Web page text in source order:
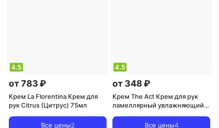
4.5
от 783 ₽
Крем La Florentina Крем для
рук Citrus (Цитрус) 75мл
Все цены2
4.5
от 348 ₽
Крем The Act Крем для рук
ламеллярный увлажняющий
Все цены4